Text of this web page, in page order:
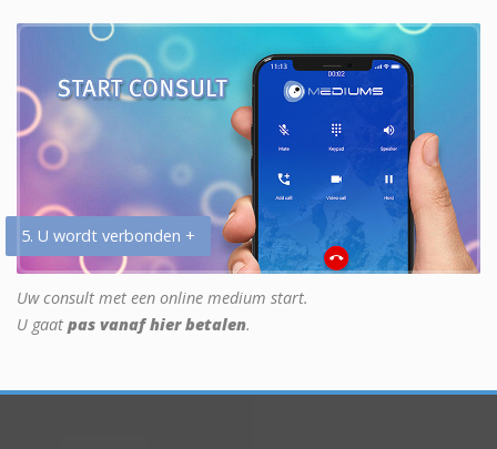
5. U wordt verbonden +
Uw consult met een online medium start.
U gaat pas vanaf hier betalen.